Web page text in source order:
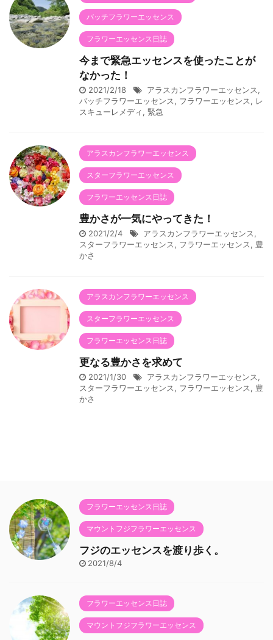
バッチフラワーエッセンス
フラワーエッセンス日誌
今まで緊急エッセンスを使ったことが
なかった！
2021/2/18 アラスカンフラワーエッセンス,
バッチフラワーエッセンス, フラワーエッセンス, レ
スキューレメディ, 緊急
アラスカンフラワーエッセンス
スターフラワーエッセンス
フラワーエッセンス日誌
豊かさが一気にやってきた！
2021/2/4 アラスカンフラワーエッセンス,
スターフラワーエッセンス, フラワーエッセンス, 豊
かさ
アラスカンフラワーエッセンス
スターフラワーエッセンス
フラワーエッセンス日誌
更なる豊かさを求めて
2021/1/30 アラスカンフラワーエッセンス,
スターフラワーエッセンス, フラワーエッセンス, 豊
かさ
フラワーエッセンス日誌
マウントフジフラワーエッセンス
フジのエッセンスを渡り歩く。
2021/8/4
フラワーエッセンス日誌
マウントフジフラワーエッセンス